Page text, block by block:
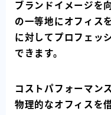
ブランドイメージを
の一等地にオフィス
に対してプロフェッ
できます。
コストパフォーマン
物理的なオフィスを